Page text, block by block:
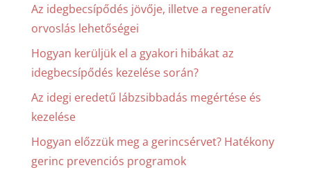
Az idegbecsípődés jövője, illetve a regeneratív
orvoslás lehetőségei
Hogyan kerüljük el a gyakori hibákat az
idegbecsípődés kezelése során?
Az idegi eredetű lábzsibbadás megértése és
kezelése
Hogyan előzzük meg a gerincsérvet? Hatékony
gerinc prevenciós programok